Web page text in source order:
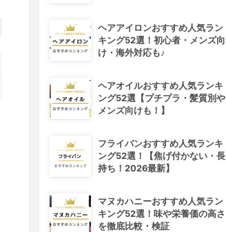
ヘアアイロンおすすめ人気ラン
キング52選！初心者・メンズ向
け・海外対応も♪
ヘアオイルおすすめ人気ランキ
ング52選【プチプラ・髪質別や
メンズ向けも！】
フライパンおすすめ人気ランキ
ング52選！【焦げ付かない・長
持ち！2026最新】
マヌカハニーおすすめ人気ラン
キング52選！味や栄養価の高さ
を徹底比較・検証